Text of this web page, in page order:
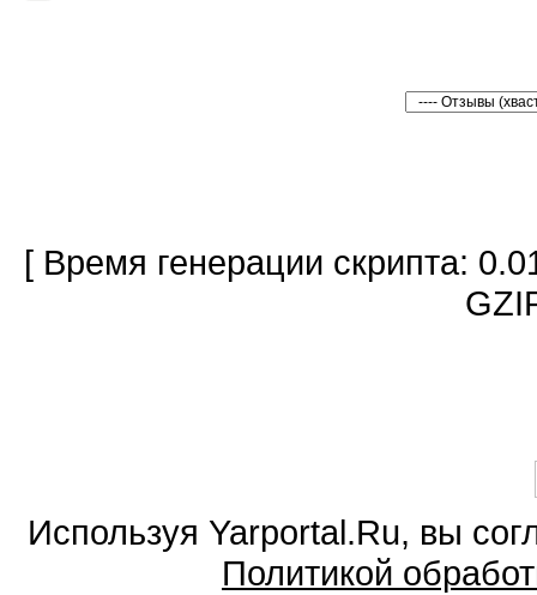
[ Время генерации скрипта:
Используя Yarportal.Ru, вы
Политикой